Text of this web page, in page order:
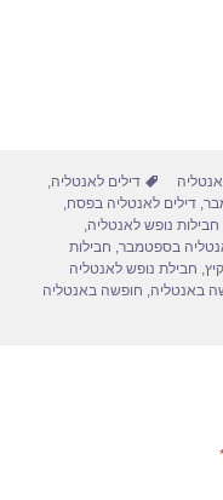
תגיות
דילים לאנטליה,
,דילים לאנטליה בפסח,
חבילות נופש לאנטליה,
בספטמבר, חבילות
, חבילת נופש לאנטליה
באנטליה, חופשה באנטליה